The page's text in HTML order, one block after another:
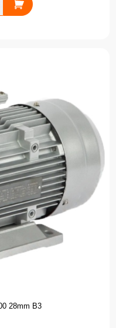
28mm B3